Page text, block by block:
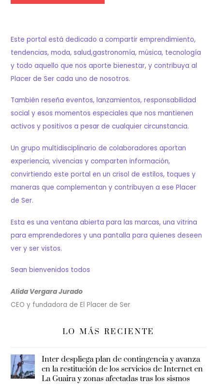
Este portal está dedicado a compartir emprendimiento,
tendencias, moda, salud,gastronomía, música, tecnología
y todo aquello que nos aporte bienestar, y contribuya al
Placer de Ser cada uno de nosotros.
También reseña eventos, lanzamientos, responsabilidad
social y esos momentos especiales que nos mantienen
activos y positivos a pesar de cualquier circunstancia.
Un grupo multidisciplinario de colaboradores aportan
experiencia, vivencias y comparten información,
convirtiendo este portal en un crisol de estilos, toques y
maneras que complementan y contribuyen a ese Placer
de Ser.
Esta es una ventana abierta para las marcas, una vitrina
para emprendedores y una pantalla para quienes deseen
ver y ser vistos.
Sean bienvenidos todos
Alida Vergara Jurado
CEO y fundadora de El Placer de Ser
LO MÁS RECIENTE
Inter despliega plan de contingencia y avanza
en la restitución de los servicios de Internet en
La Guaira y zonas afectadas tras los sismos